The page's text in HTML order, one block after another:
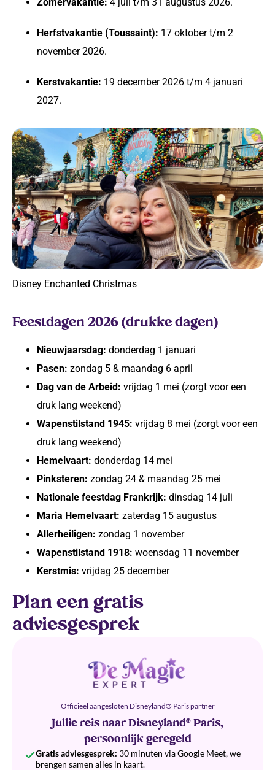
Herfstvakantie (Toussaint): 17 oktober t/m 2
november 2026.
Kerstvakantie: 19 december 2026 t/m 4 januari
2027.
Disney Enchanted Christmas
Feestdagen 2026 (drukke dagen)
Nieuwjaarsdag: donderdag 1 januari
Pasen: zondag 5 & maandag 6 april
Dag van de Arbeid: vrijdag 1 mei (zorgt voor een
druk lang weekend)
Wapenstilstand 1945: vrijdag 8 mei (zorgt voor een
druk lang weekend)
Hemelvaart: donderdag 14 mei
Pinksteren: zondag 24 & maandag 25 mei
Nationale feestdag Frankrijk: dinsdag 14 juli
Maria Hemelvaart: zaterdag 15 augustus
Allerheiligen: zondag 1 november
Wapenstilstand 1918: woensdag 11 november
Kerstmis: vrijdag 25 december
Plan een gratis
adviesgesprek
Officieel aangesloten Disneyland® Paris partner
Jullie reis naar Disneyland® Paris,
persoonlijk geregeld
Gratis adviesgesprek: 30 minuten via Google Meet, we
brengen samen alles in kaart.